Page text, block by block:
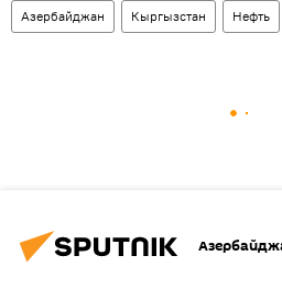
Азербайджан Кыргызстан Нефть